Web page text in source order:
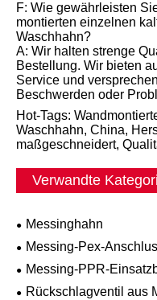
F: Wie gewährleisten
montierten einzelnen
Waschhahn?
A: Wir halten strenge
Bestellung. Wir bieten
Service und
Beschwerden oder
Hot-Tags:
Waschhahn, China,
maßgeschneidert,
Verwandte
Messinghahn
Messing-Pex-
Messing-PPR-
Rückschlagventil aus